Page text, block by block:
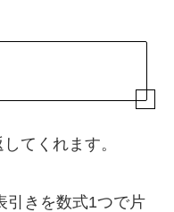
てくれます。
引きを数式1つで片